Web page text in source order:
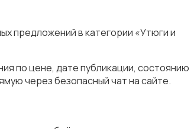
предложений в категории «Утюги и
по цене, дате публикации, состоянию
через безопасный чат на сайте.